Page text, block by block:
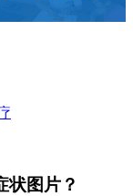
状图片？